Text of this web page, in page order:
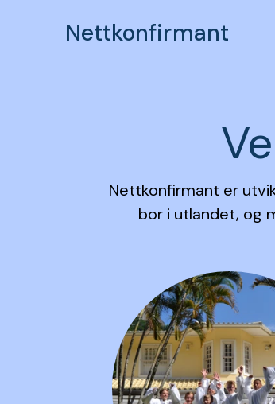
Nettkonfirmant
Nettkonfirmant er
bor i utlandet, og